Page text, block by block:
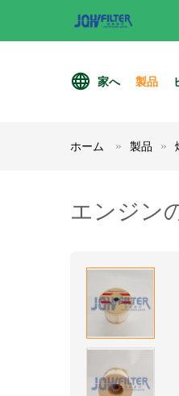
家へ 製品
ホーム 製品
エンジン